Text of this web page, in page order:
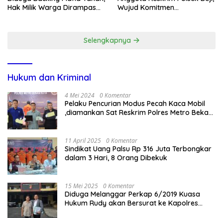
Hak Milik Warga Dirampas
Wujud Komitmen
Selengkapnya
Hukum dan Kriminal
4 Mei 2024 0 Komentar
Pelaku Pencurian Modus Pecah Kaca Mobil
,diamankan Sat Reskrim Polres Metro Bekasi
11 April 2025 0 Komentar
Sindikat Uang Palsu Rp 316 Juta Terbongkar
dalam 3 Hari, 8 Orang Dibekuk
15 Mei 2025 0 Komentar
Diduga Melanggar Perkap 6/2019 Kuasa
Hukum Rudy akan Bersurat ke Kapolres